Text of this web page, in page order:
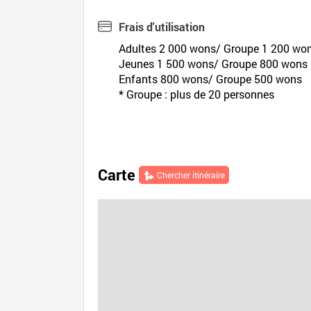
Frais d'utilisation
Adultes 2 000 wons/ Groupe 1 200
Jeunes 1 500 wons/ Groupe 800 wons
Enfants 800 wons/ Groupe 500 wons
* Groupe : plus de 20 personnes
Carte Chercher itinéraire